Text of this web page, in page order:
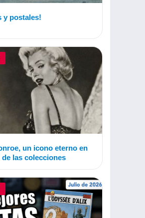
y postales!
un icono eterno en
las colecciones